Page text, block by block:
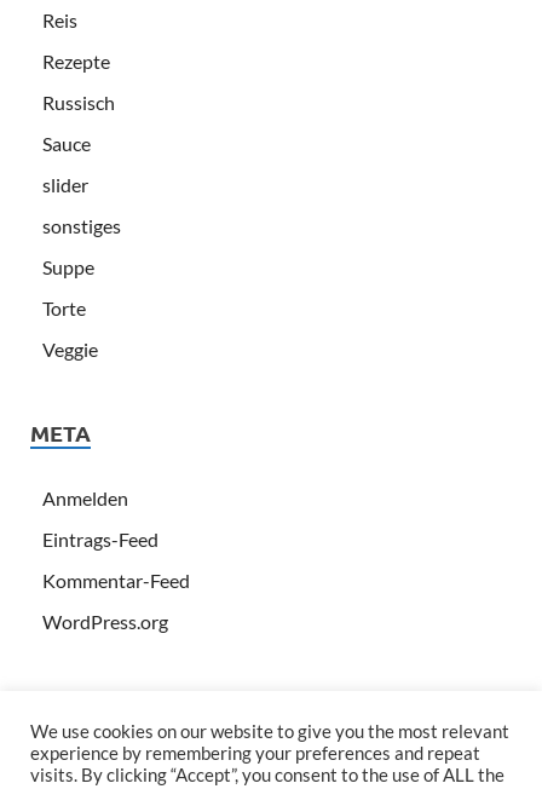
Reis
Rezepte
Russisch
Sauce
slider
sonstiges
Suppe
Torte
Veggie
META
Anmelden
Eintrags-Feed
Kommentar-Feed
WordPress.org
We use cookies on our website to give you the most relevant
experience by remembering your preferences and repeat
visits. By clicking “Accept”, you consent to the use of ALL the